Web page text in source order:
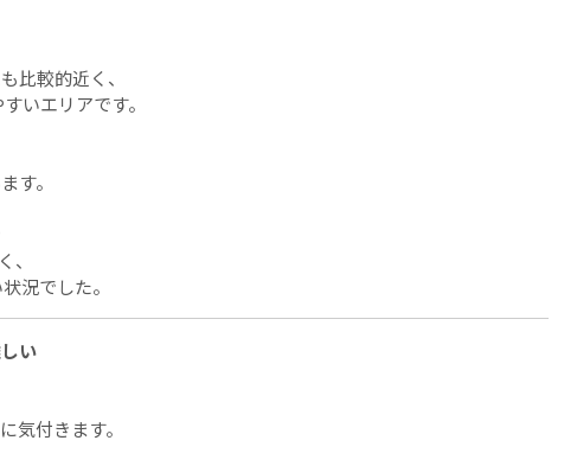
比較的近く、
いエリアです。
す。
、
況でした。
い
気付きます。